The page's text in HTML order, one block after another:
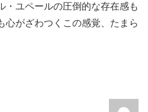
・ユペールの圧倒的な存在感も
心がざわつくこの感覚、たまら